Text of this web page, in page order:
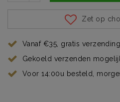
Zet op
Vanaf €35, gratis verzending
Gekoeld verzenden
Voor 14:00u besteld,